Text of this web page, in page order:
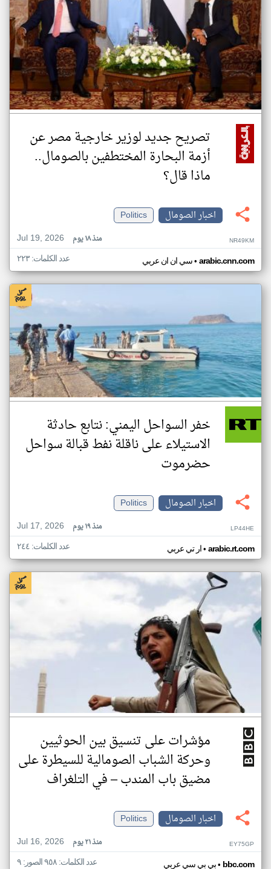
تصريح جديد لوزير خارجية مصر عن
أزمة البحارة المختطفين بالصومال..
ماذا قال؟
اخبار الصومال
Politics
Jul 19, 2026
منذ ١٨ يوم NR49KM
سي ان ان عربي• arabic.cnn.com عدد الكلمات: ٢٢٣
خفر السواحل اليمني: نتابع حادثة
الاستيلاء على ناقلة نفط قبالة سواحل
حضرموت
اخبار الصومال
Politics
Jul 17, 2026
منذ ١٩ يوم LP44HE
ار تي عربي• arabic.rt.com عدد الكلمات: ٢٤٤
مؤشرات على تنسيق بين الحوثيين
وحركة الشباب الصومالية للسيطرة على
مضيق باب المندب – في التلغراف
اخبار الصومال
Politics
Jul 16, 2026
منذ ٢١ يوم EY75GP
بي بي سي عربي• bbc.com عدد الكلمات: ٩٥٨ الصور: ٩